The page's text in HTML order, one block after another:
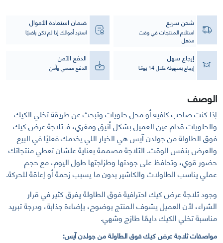
108
شحن سريع
استلام المنتجات في وقت
مذهل
ضمان استعادة الأموال
استرد أموالك إذا لم تكن راضيًا
إرجاع سهل
إرجاع بسهولة خلال 14 يومًا
الدفع الآمن
الدفع محمي وآمن
الوصف
إذا كنت صاحب كافيه أو محل حلويات وتبحث عن طريقة تخلي الكيك
والحلويات قدام عين العميل بشكل أنيق ومغري، فـ ثلاجة عرض كيك
فوق الطاولة من جولدن آيس هي الخيار اللي يخدمك فعليًا في البيع
والعرض بنفس الوقت. الثلاجة مصممة بعناية علشان تعطي منتجاتك
حضور قوي، وتحافظ على جودتها وطزاجتها طول اليوم، مع حجم
عملي يناسب الطاولات والكاشير بدون ما يسبب زحمة أو إعاقة للحركة.
وجود ثلاجة عرض كيك احترافية فوق الطاولة يفرق كثير في قرار
الشراء، لأن العميل يشوف المنتج بوضوح، بإضاءة جذابة، ودرجة تبريد
مناسبة تخلي الكيك دايمًا طازج وشهي.
مواصفات ثلاجة عرض كيك فوق الطاولة من جولدن آيس: